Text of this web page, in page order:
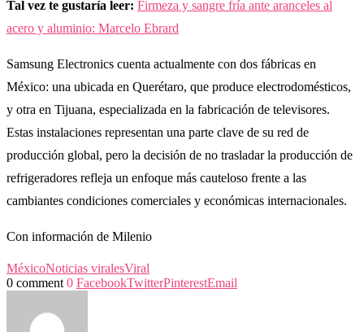
Tal vez te gustaría leer: Firmeza y sangre fría ante aranceles al
acero y aluminio: Marcelo Ebrard
Samsung Electronics cuenta actualmente con dos fábricas en
México: una ubicada en Querétaro, que produce electrodomésticos,
y otra en Tijuana, especializada en la fabricación de televisores.
Estas instalaciones representan una parte clave de su red de
producción global, pero la decisión de no trasladar la producción de
refrigeradores refleja un enfoque más cauteloso frente a las
cambiantes condiciones comerciales y económicas internacionales.
Con información de Milenio
MéxicoNoticias viralesViral
0 comment 0 FacebookTwitterPinterestEmail